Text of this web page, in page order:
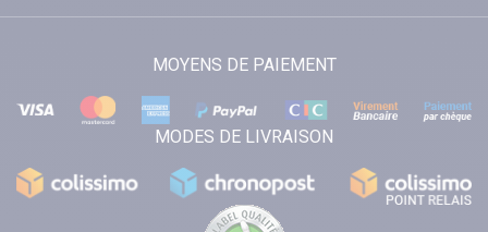
MOYENS DE PAIEMENT
MODES DE LIVRAISON